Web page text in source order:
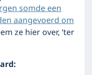
somde een
aangevoerd om
ze hier over, ‘ter